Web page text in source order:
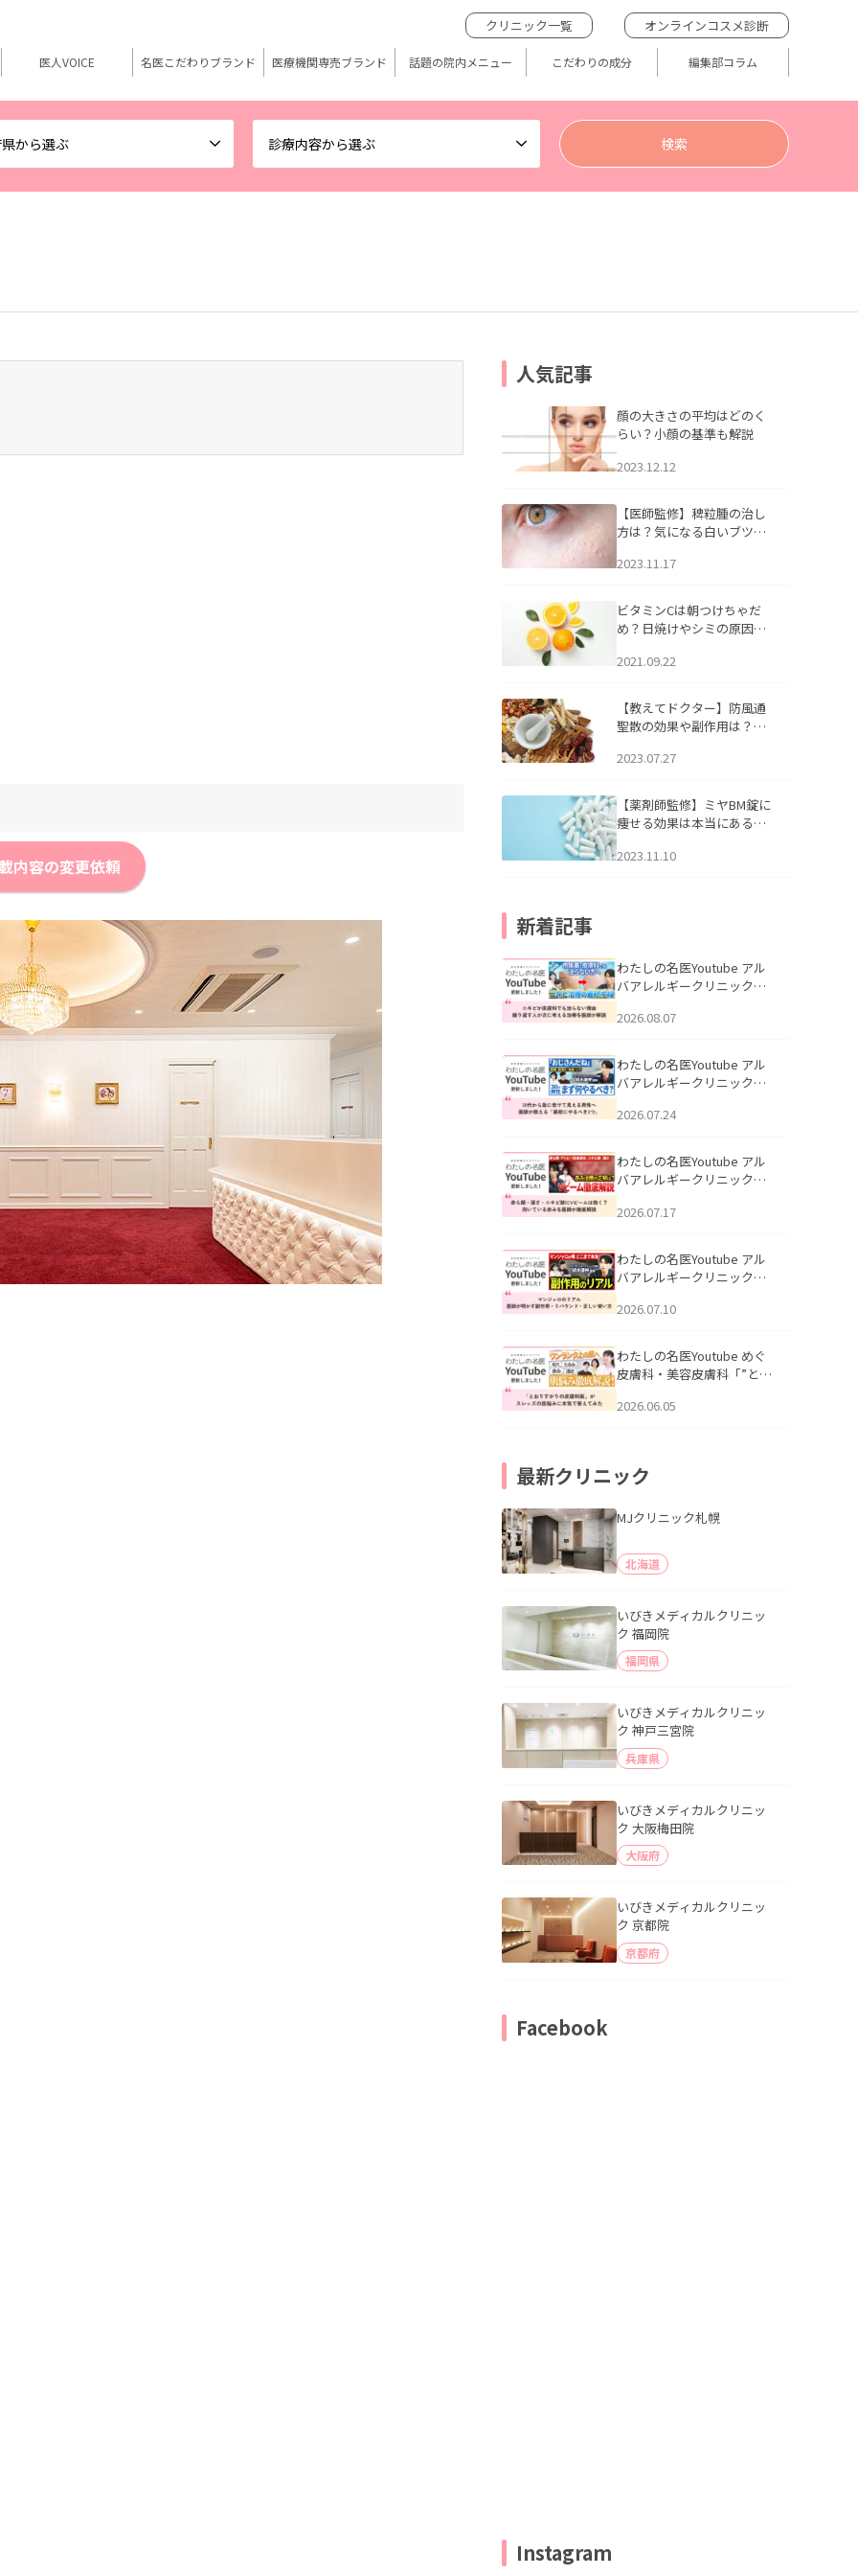
から選ぶ 診療内容から選ぶ
クリニック一覧 オンラインコスメ診断
医人VOICE 名医こだわりブランド 医療機関専売ブランド 話題の院内メニュー こだわりの成分 編集部コラム
内容の変更依頼
人気記事
顔の大きさの平均はどのく
らい？小顔の基準も解説
2023.12.12
【医師監修】稗粒腫の治し
方は？気になる白いブツブ
アについて
2023.11.17
ビタミンCは朝つけちゃだ
め？日焼けやシミの原因に
2021.09.22
【教えてドクター】防風通
聖散の効果や副作用は？長
2023.07.27
【薬剤師監修】ミヤBM錠に
痩せる効果は本当にある
2023.11.10
新着記事
わたしの名医Youtube アル
バアレルギークリニック札
らない理由｜繰り返す人が
説」を公開いたしました。
2026.08.07
わたしの名医Youtube アル
バアレルギークリニック札
える男性へ｜医師が教える
公開いたしました。
2026.07.24
わたしの名医Youtube アル
バアレルギークリニック札
跡にVビームは効く？向いて
説」を公開いたしました。
2026.07.17
わたしの名医Youtube アル
バアレルギークリニック札
医師が明かす副作用・リバ
公開いたしました。
2026.07.10
わたしの名医Youtube めぐ
皮膚科・美容皮膚科「”とお
ッズの肌悩みに本気で答え
2026.06.05
最新クリニック
MJクリニック札幌
北海道
いびきメディカルクリニッ
ク 福岡院
福岡県
いびきメディカルクリニッ
ク 神戸三宮院
兵庫県
いびきメディカルクリニッ
ク 大阪梅田院
大阪府
いびきメディカルクリニッ
ク 京都院
京都府
Facebook
Instagram